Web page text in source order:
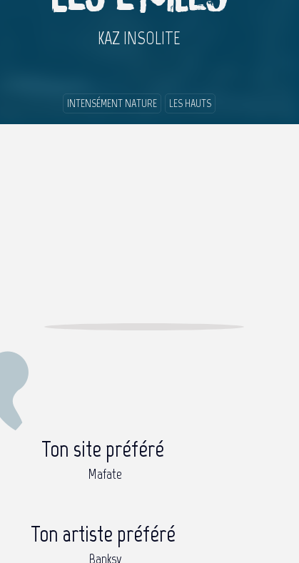
KAZ INSOLITE
INTENSÉMENT NATURE LES HAUTS
Ton site préféré
Mafate
Ton artiste préféré
Banksy